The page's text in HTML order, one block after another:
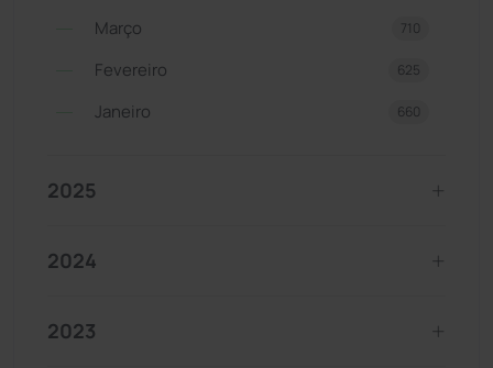
Março 710
Fevereiro 625
Janeiro 660
2025
2024
2023